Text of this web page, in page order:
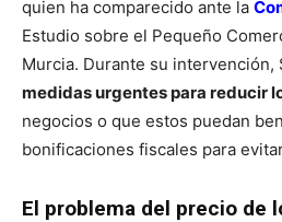
quien ha comparecido ante la
Estudio sobre el Pequeño
Murcia. Durante su intervención,
medidas urgentes para reducir
negocios o que estos puedan
bonificaciones fiscales para
El problema del precio de